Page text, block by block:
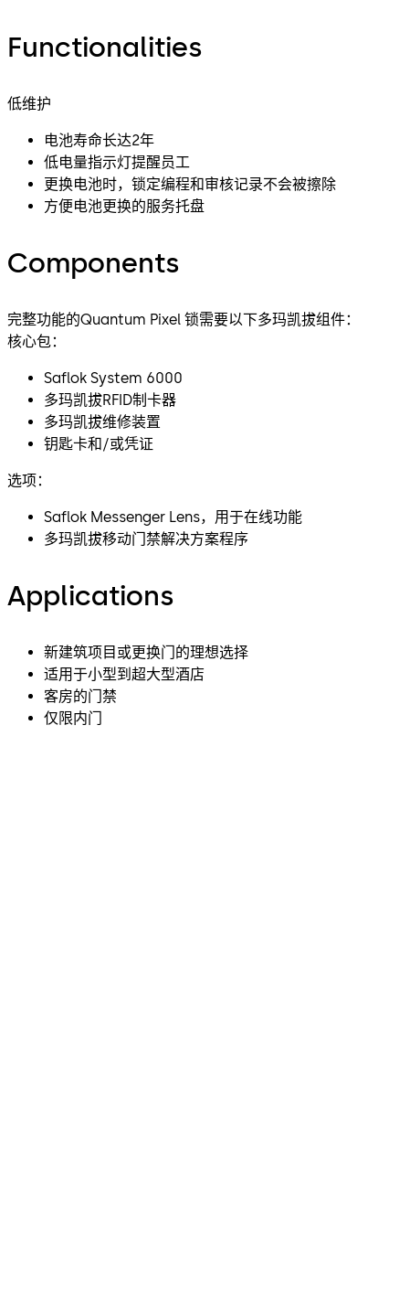
Functionalities
低维护
电池寿命长达2年
低电量指示灯提醒员工
更换电池时，锁定编程和审核记录不会被擦除
方便电池更换的服务托盘
Components
完整功能的Quantum Pixel 锁需要以下多玛凯拔组件：
核心包：
Saflok System 6000
多玛凯拔RFID制卡器
多玛凯拔维修装置
钥匙卡和/或凭证
选项：
Saflok Messenger Lens，用于在线功能
多玛凯拔移动门禁解决方案程序
Applications
新建筑项目或更换门的理想选择
适用于小型到超大型酒店
客房的门禁
仅限内门